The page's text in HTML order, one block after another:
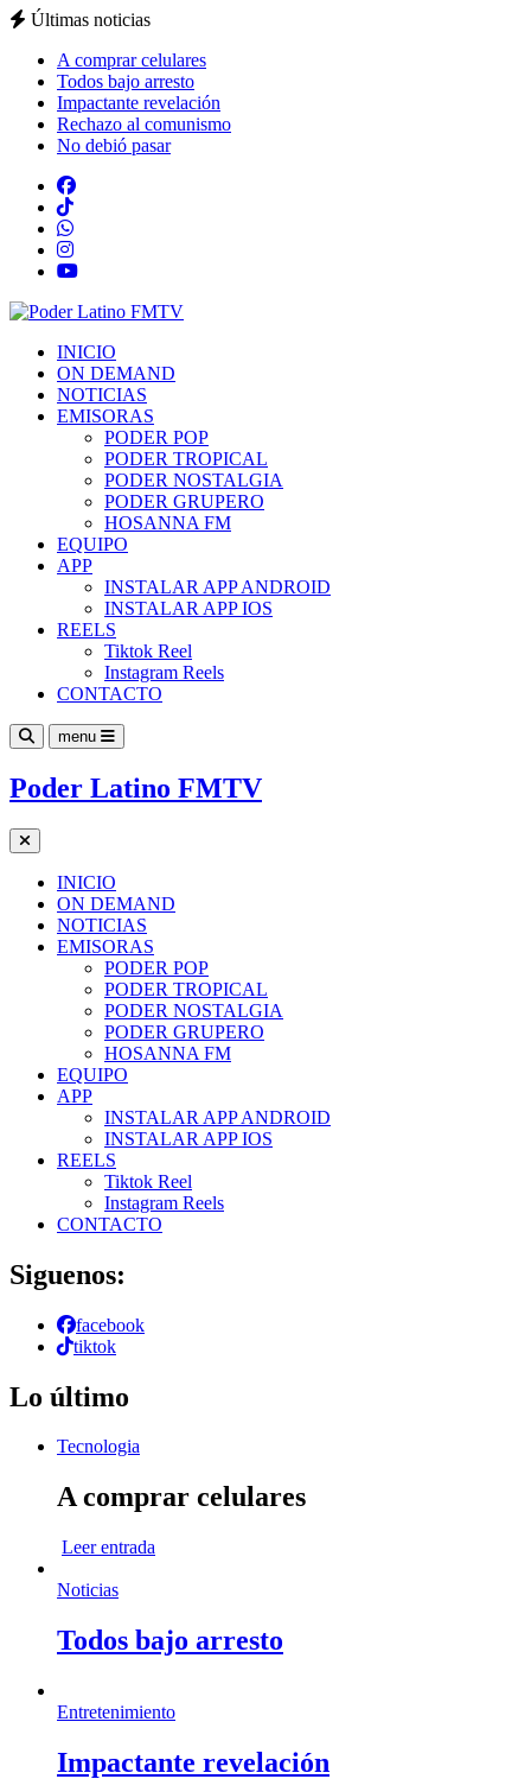
Últimas noticias
A comprar celulares
Todos bajo arresto
Impactante revelación
Rechazo al comunismo
No debió pasar
INICIO
ON DEMAND
NOTICIAS
EMISORAS
PODER POP
PODER TROPICAL
PODER NOSTALGIA
PODER GRUPERO
HOSANNA FM
EQUIPO
APP
INSTALAR APP ANDROID
INSTALAR APP IOS
REELS
Tiktok Reel
Instagram Reels
CONTACTO
menu
Poder Latino FMTV
INICIO
ON DEMAND
NOTICIAS
EMISORAS
PODER POP
PODER TROPICAL
PODER NOSTALGIA
PODER GRUPERO
HOSANNA FM
EQUIPO
APP
INSTALAR APP ANDROID
INSTALAR APP IOS
REELS
Tiktok Reel
Instagram Reels
CONTACTO
Siguenos:
facebook
tiktok
Lo último
Tecnologia
A comprar celulares
Leer entrada
Noticias
Todos bajo arresto
Entretenimiento
Impactante revelación